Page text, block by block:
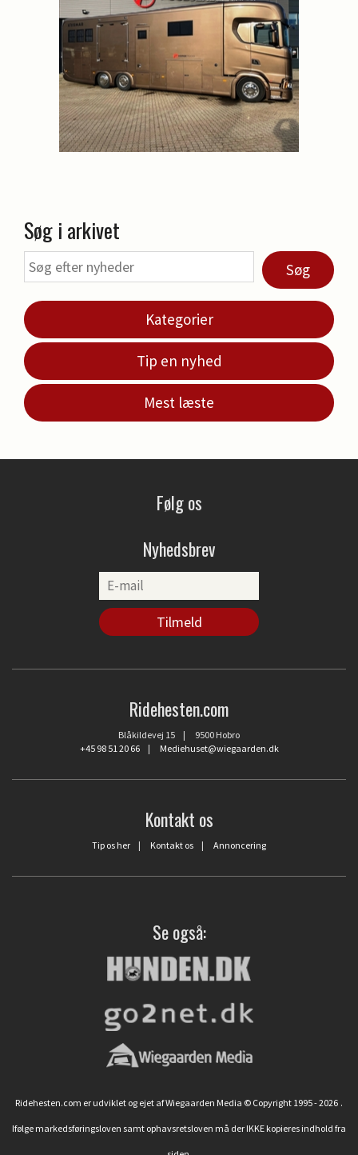
Søg i arkivet
Søg
Kategorier
Tip en nyhed
Mest læste
Følg os
Nyhedsbrev
Ridehesten.com
Blåkildevej 15 | 9500 Hobro
+45 98 51 20 66| Mediehuset@wiegaarden.dk
Kontakt os
Tip os her | Kontakt os | Annoncering
Se også:
Ridehesten.com er udviklet og ejet af Wiegaarden Media © Copyright 1995 - 2026 .
Ifølge markedsføringsloven samt ophavsretsloven må der IKKE kopieres indhold fra